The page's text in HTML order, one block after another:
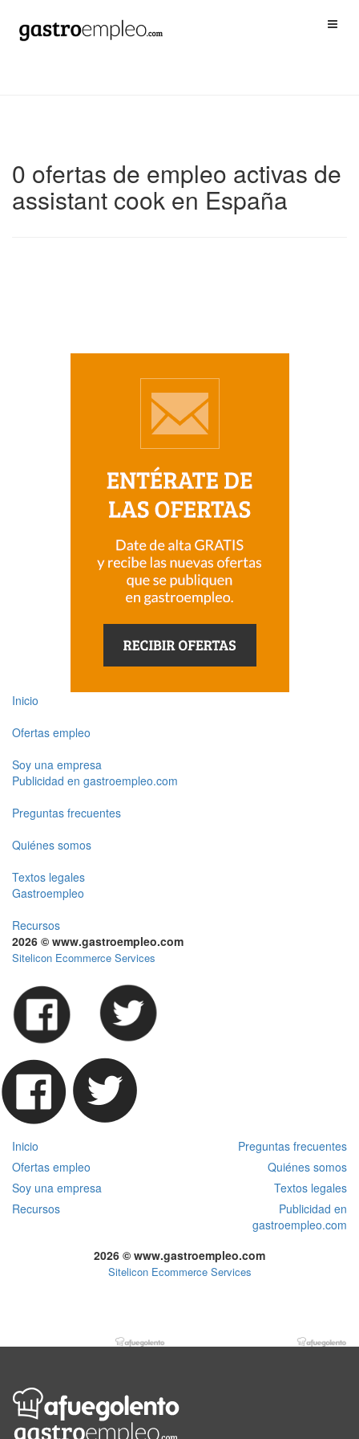
0 ofertas de empleo activas de
assistant cook en España
Inicio
Ofertas empleo
Soy una empresa
Publicidad en gastroempleo.com
Preguntas frecuentes
Quiénes somos
Textos legales
Gastroempleo
Recursos
2026 © www.gastroempleo.com
Sitelicon Ecommerce Services
Inicio
Preguntas frecuentes
Ofertas empleo
Quiénes somos
Soy una empresa
Textos legales
Recursos
Publicidad en
gastroempleo.com
2026 © www.gastroempleo.com
Sitelicon Ecommerce Services